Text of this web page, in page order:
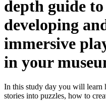
depth guide
developing
immersive
in your
In this study day you will learn
stories into puzzles, how to